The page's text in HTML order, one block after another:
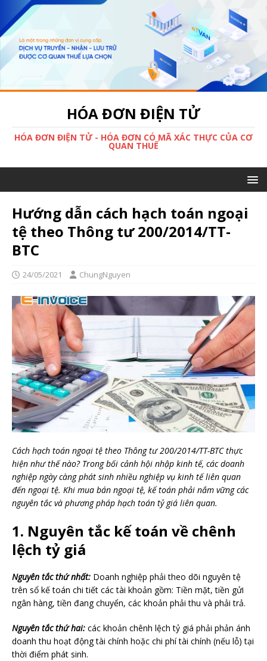
HÓA ĐƠN ĐIỆN TỬ
HÓA ĐƠN ĐIỆN TỬ - HÓA ĐƠN CÓ MÃ XÁC THỰC CỦA CƠ
QUAN THUẾ
Hướng dẫn cách hạch toán ngoại
tệ theo Thông tư 200/2014/TT-
BTC
24/05/2021 ChungNguyen
Cách hạch toán ngoại tệ theo Thông tư 200/2014/TT-BTC thực
hiện như thế nào? Trong bối cảnh hội nhập kinh tế, các doanh
nghiệp ngày càng phát sinh nhiều nghiệp vụ kinh tế liên quan
đến ngoại tệ. Khi mua bán ngoại tệ, kế toán phải nắm vững các
nguyên tắc và phương pháp hạch toán tỷ giá liên quan.
1. Nguyên tắc kế toán về chênh
lệch tỷ giá
Nguyên tắc thứ nhất: Doanh nghiệp phải theo dõi nguyên tệ
trên sổ kế toán chi tiết các tài khoản gồm: Tiền mặt, tiền gửi
ngân hàng, tiền đang chuyển, các khoản phải thu và phải trả.
Nguyên tắc thứ hai: các khoản chênh lệch tỷ giá phải phản ánh
doanh thu hoạt động tài chính hoặc chi phí tài chính (nếu lỗ) tại
thời điểm phát sinh.